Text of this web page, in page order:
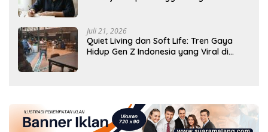
Juli 21, 2026
Quiet Living dan Soft Life: Tren Gaya
Hidup Gen Z Indonesia yang Viral di